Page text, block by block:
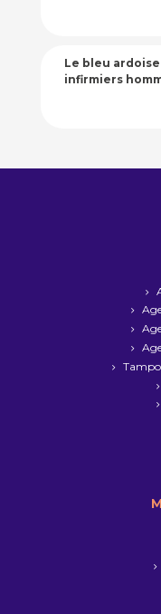
Le bleu
infirmiers